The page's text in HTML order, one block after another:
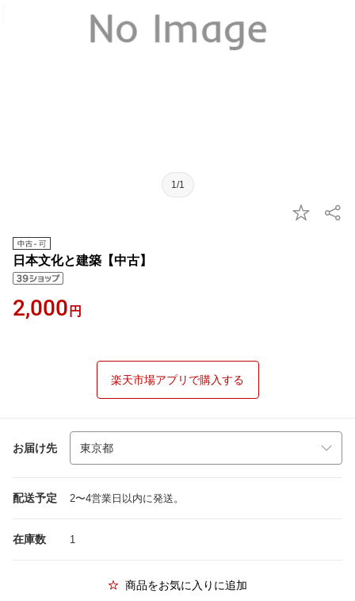
1/1
日本文化と建築【中古】
2,000 円
楽天市場アプリで購入する
お届け先
配送予定 2〜4営業日以内に発送。
在庫数 1
商品をお気に入りに追加